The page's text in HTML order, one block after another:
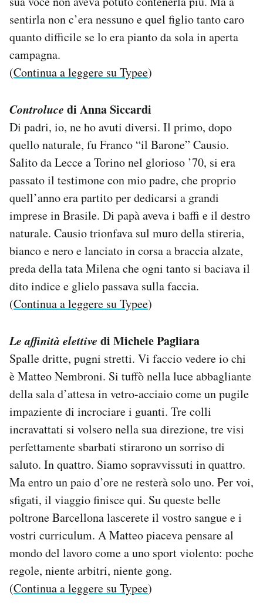
sentirla non c’era nessuno e quel figlio tanto caro
quanto difficile se lo era pianto da sola in aperta
campagna.
(Continua a leggere su Typee)
Controluce di Anna Siccardi
Di padri, io, ne ho avuti diversi. Il primo, dopo
quello naturale, fu Franco “il Barone” Causio.
Salito da Lecce a Torino nel glorioso ’70, si era
passato il testimone con mio padre, che proprio
quell’anno era partito per dedicarsi a grandi
imprese in Brasile. Di papà aveva i baffi e il destro
naturale. Causio trionfava sul muro della stireria,
bianco e nero e lanciato in corsa a braccia alzate,
preda della tata Milena che ogni tanto si baciava il
dito indice e glielo passava sulla faccia.
(Continua a leggere su Typee)
Le affinità elettive di Michele Pagliara
Spalle dritte, pugni stretti. Vi faccio vedere io chi
è Matteo Nembroni. Si tuffò nella luce abbagliante
della sala d’attesa in vetro-acciaio come un pugile
impaziente di incrociare i guanti. Tre colli
incravattati si volsero nella sua direzione, tre visi
perfettamente sbarbati stirarono un sorriso di
saluto. In quattro. Siamo sopravvissuti in quattro.
Ma entro un paio d’ore ne resterà solo uno. Per voi,
sfigati, il viaggio finisce qui. Su queste belle
poltrone Barcellona lascerete il vostro sangue e i
vostri curriculum. A Matteo piaceva pensare al
mondo del lavoro come a uno sport violento: poche
regole, niente arbitri, niente gong.
(Continua a leggere su Typee)